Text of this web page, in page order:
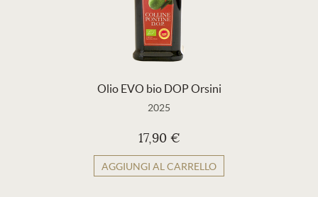
Olio EVO bio DOP Orsini
2025
17,90 €
AGGIUNGI AL CARRELLO